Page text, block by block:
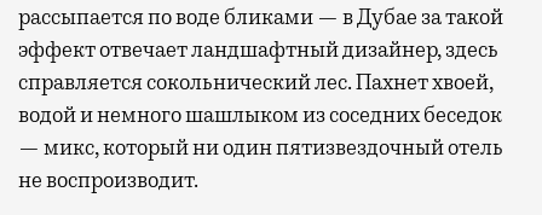
рассыпается по воде бликами — в Дубае за такой
эффект отвечает ландшафтный дизайнер, здесь
справляется сокольнический лес. Пахнет хвоей,
водой и немного шашлыком из соседних беседок
— микс, который ни один пятизвездочный отель
не воспроизводит.